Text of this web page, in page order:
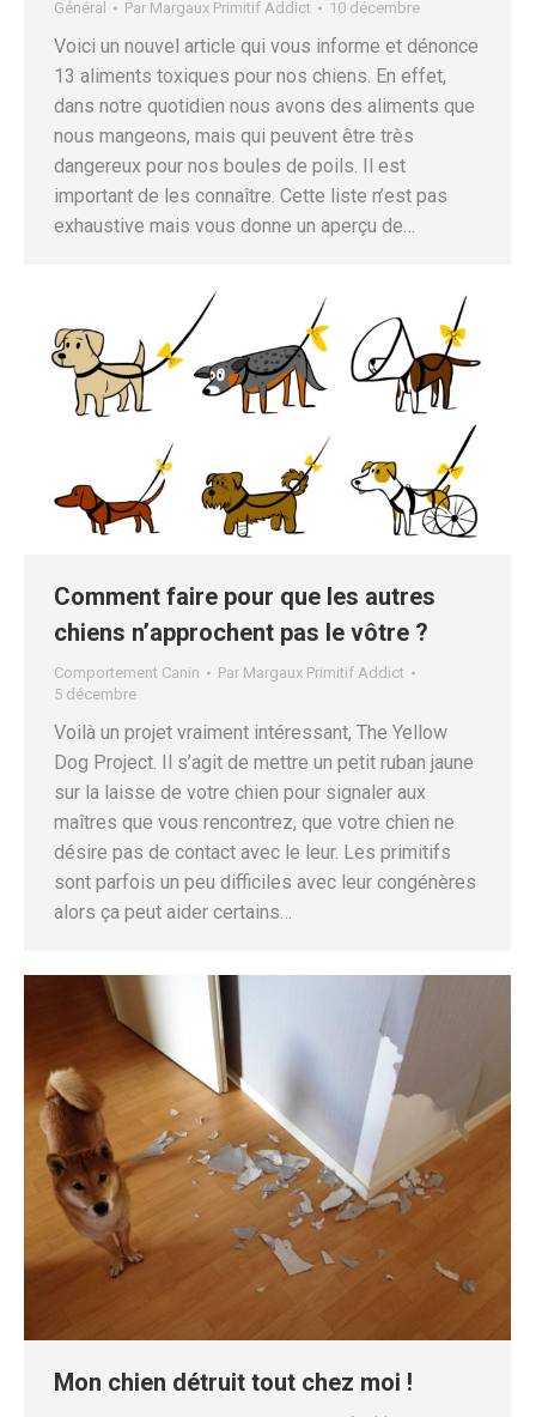
Général Par Margaux Primitif Addict 10 décembre
Voici un nouvel article qui vous informe et dénonce
13 aliments toxiques pour nos chiens. En effet,
dans notre quotidien nous avons des aliments que
nous mangeons, mais qui peuvent être très
dangereux pour nos boules de poils. Il est
important de les connaître. Cette liste n’est pas
exhaustive mais vous donne un aperçu de…
Comment faire pour que les autres
chiens n’approchent pas le vôtre ?
Comportement Canin Par Margaux Primitif Addict
5 décembre
Voilà un projet vraiment intéressant, The Yellow
Dog Project. Il s’agit de mettre un petit ruban jaune
sur la laisse de votre chien pour signaler aux
maîtres que vous rencontrez, que votre chien ne
désire pas de contact avec le leur. Les primitifs
sont parfois un peu difficiles avec leur congénères
alors ça peut aider certains…
Mon chien détruit tout chez moi !